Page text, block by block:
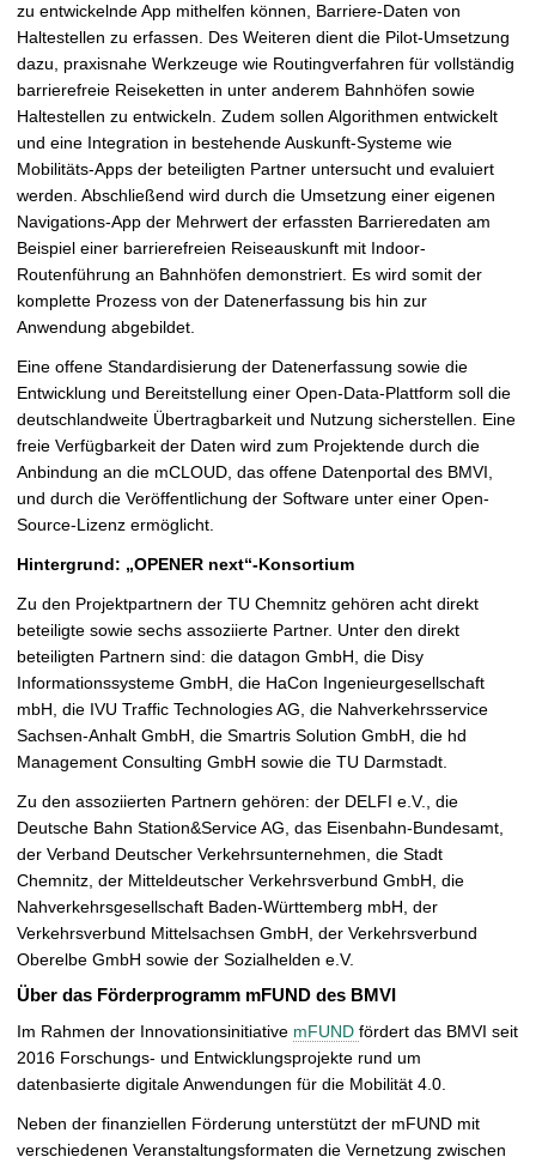
zu entwickelnde App mithelfen können, Barriere-Daten von
Haltestellen zu erfassen. Des Weiteren dient die Pilot-Umsetzung
dazu, praxisnahe Werkzeuge wie Routingverfahren für vollständig
barrierefreie Reiseketten in unter anderem Bahnhöfen sowie
Haltestellen zu entwickeln. Zudem sollen Algorithmen entwickelt
und eine Integration in bestehende Auskunft-Systeme wie
Mobilitäts-Apps der beteiligten Partner untersucht und evaluiert
werden. Abschließend wird durch die Umsetzung einer eigenen
Navigations-App der Mehrwert der erfassten Barrieredaten am
Beispiel einer barrierefreien Reiseauskunft mit Indoor-
Routenführung an Bahnhöfen demonstriert. Es wird somit der
komplette Prozess von der Datenerfassung bis hin zur
Anwendung abgebildet.
Eine offene Standardisierung der Datenerfassung sowie die
Entwicklung und Bereitstellung einer Open-Data-Plattform soll die
deutschlandweite Übertragbarkeit und Nutzung sicherstellen. Eine
freie Verfügbarkeit der Daten wird zum Projektende durch die
Anbindung an die mCLOUD, das offene Datenportal des BMVI,
und durch die Veröffentlichung der Software unter einer Open-
Source-Lizenz ermöglicht.
Hintergrund: „OPENER next“-Konsortium
Zu den Projektpartnern der TU Chemnitz gehören acht direkt
beteiligte sowie sechs assoziierte Partner. Unter den direkt
beteiligten Partnern sind: die datagon GmbH, die Disy
Informationssysteme GmbH, die HaCon Ingenieurgesellschaft
mbH, die IVU Traffic Technologies AG, die Nahverkehrsservice
Sachsen-Anhalt GmbH, die Smartris Solution GmbH, die hd
Management Consulting GmbH sowie die TU Darmstadt.
Zu den assoziierten Partnern gehören: der DELFI e.V., die
Deutsche Bahn Station&Service AG, das Eisenbahn-Bundesamt,
der Verband Deutscher Verkehrsunternehmen, die Stadt
Chemnitz, der Mitteldeutscher Verkehrsverbund GmbH, die
Nahverkehrsgesellschaft Baden-Württemberg mbH, der
Verkehrsverbund Mittelsachsen GmbH, der Verkehrsverbund
Oberelbe GmbH sowie der Sozialhelden e.V.
Über das Förderprogramm mFUND des BMVI
Im Rahmen der Innovationsinitiative mFUND fördert das BMVI seit
2016 Forschungs- und Entwicklungsprojekte rund um
datenbasierte digitale Anwendungen für die Mobilität 4.0.
Neben der finanziellen Förderung unterstützt der mFUND mit
verschiedenen Veranstaltungsformaten die Vernetzung zwischen